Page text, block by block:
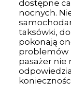
dostępne
nocnych.
taksówki,
pokonają
problemów
pasażer nie